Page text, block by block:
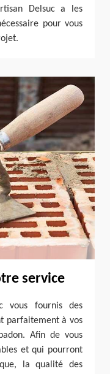
Delsuc a les
pour vous
service
vous fournis des
parfaitement à vos
Afin de vous
et qui pourront
la qualité des